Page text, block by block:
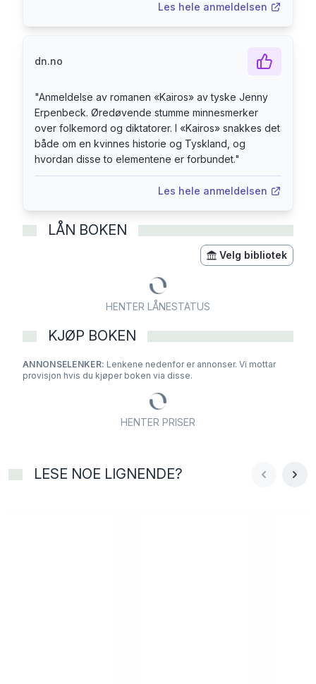
Les hele anmeldelsen
dn.no
"Anmeldelse av romanen «Kairos» av tyske Jenny
Erpenbeck. Øredøvende stumme minnesmerker
over folkemord og diktatorer. I «Kairos» snakkes det
både om en kvinnes historie og Tyskland, og
hvordan disse to elementene er forbundet."
Les hele anmeldelsen
LÅN BOKEN
Velg bibliotek
HENTER LÅNESTATUS
KJØP BOKEN
ANNONSELENKER: Lenkene nedenfor er annonser. Vi mottar
provisjon hvis du kjøper boken via disse.
HENTER PRISER
LESE NOE LIGNENDE?